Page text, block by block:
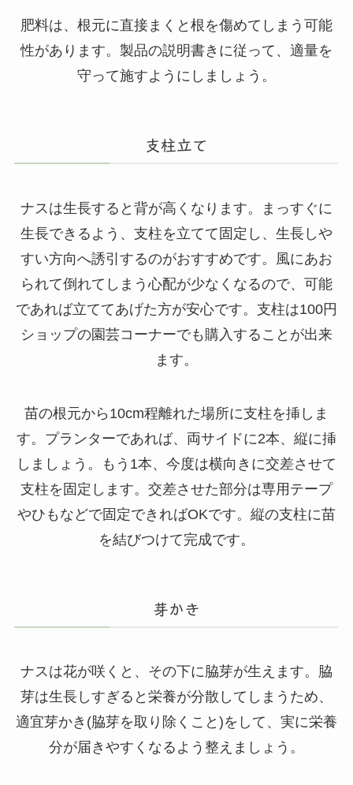
肥料は、根元に直接まくと根を傷めてしまう可能
性があります。製品の説明書きに従って、適量を
守って施すようにしましょう。
支柱立て
ナスは生長すると背が高くなります。まっすぐに
生長できるよう、支柱を立てて固定し、生長しや
すい方向へ誘引するのがおすすめです。風にあお
られて倒れてしまう心配が少なくなるので、可能
であれば立ててあげた方が安心です。支柱は100円
ショップの園芸コーナーでも購入することが出来
ます。
苗の根元から10cm程離れた場所に支柱を挿しま
す。プランターであれば、両サイドに2本、縦に挿
しましょう。もう1本、今度は横向きに交差させて
支柱を固定します。交差させた部分は専用テープ
やひもなどで固定できればOKです。縦の支柱に苗
を結びつけて完成です。
芽かき
ナスは花が咲くと、その下に脇芽が生えます。脇
芽は生長しすぎると栄養が分散してしまうため、
適宜芽かき(脇芽を取り除くこと)をして、実に栄養
分が届きやすくなるよう整えましょう。